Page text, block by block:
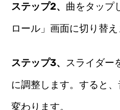
ステップ2、 曲をタップ
ロール」画面に切り替え
ステップ3、 スライダー
に調整します。すると
変わります。